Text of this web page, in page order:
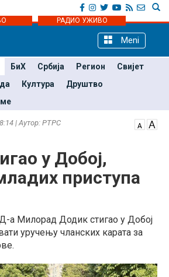
РАДИО УЖИВО
Meni
БиХ Србија Регион
Свијет
Култура
Друштво
| Аутор: РТРС
у Добој,
приступа
а Милорад Додик стигао у Добој
уручењу чланских карата за